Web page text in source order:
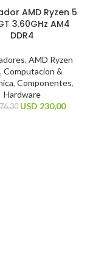
AMD Ryzen 5
3.60GHz AM4
DDR4
, AMD Ryzen
, Computacion &
, Componentes,
Hardware
USD 230,00